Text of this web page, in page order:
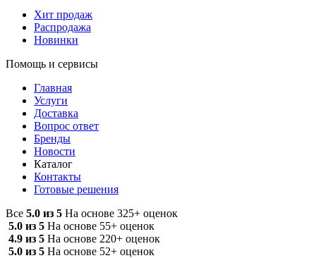
Хит продаж
Распродажа
Новинки
Помощь и сервисы
Главная
Услуги
Доставка
Вопрос ответ
Бренды
Новости
Каталог
Контакты
Готовые решения
Все 5.0 из 5 На основе 325+ оценок
5.0 из 5 На основе 55+ оценок
4.9 из 5 На основе 220+ оценок
5.0 из 5 На основе 52+ оценок